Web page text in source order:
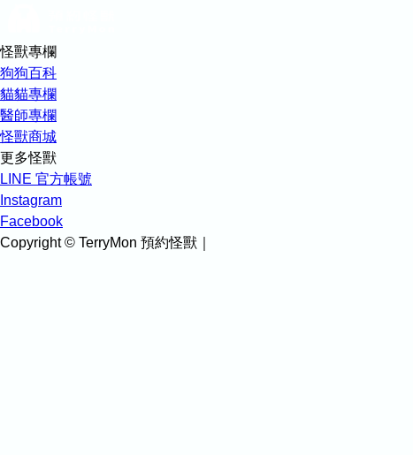
怪獸專欄
狗狗百科
貓貓專欄
醫師專欄
怪獸商城
更多怪獸
LINE 官方帳號
Instagram
Facebook
Copyright © TerryMon 預約怪獸｜